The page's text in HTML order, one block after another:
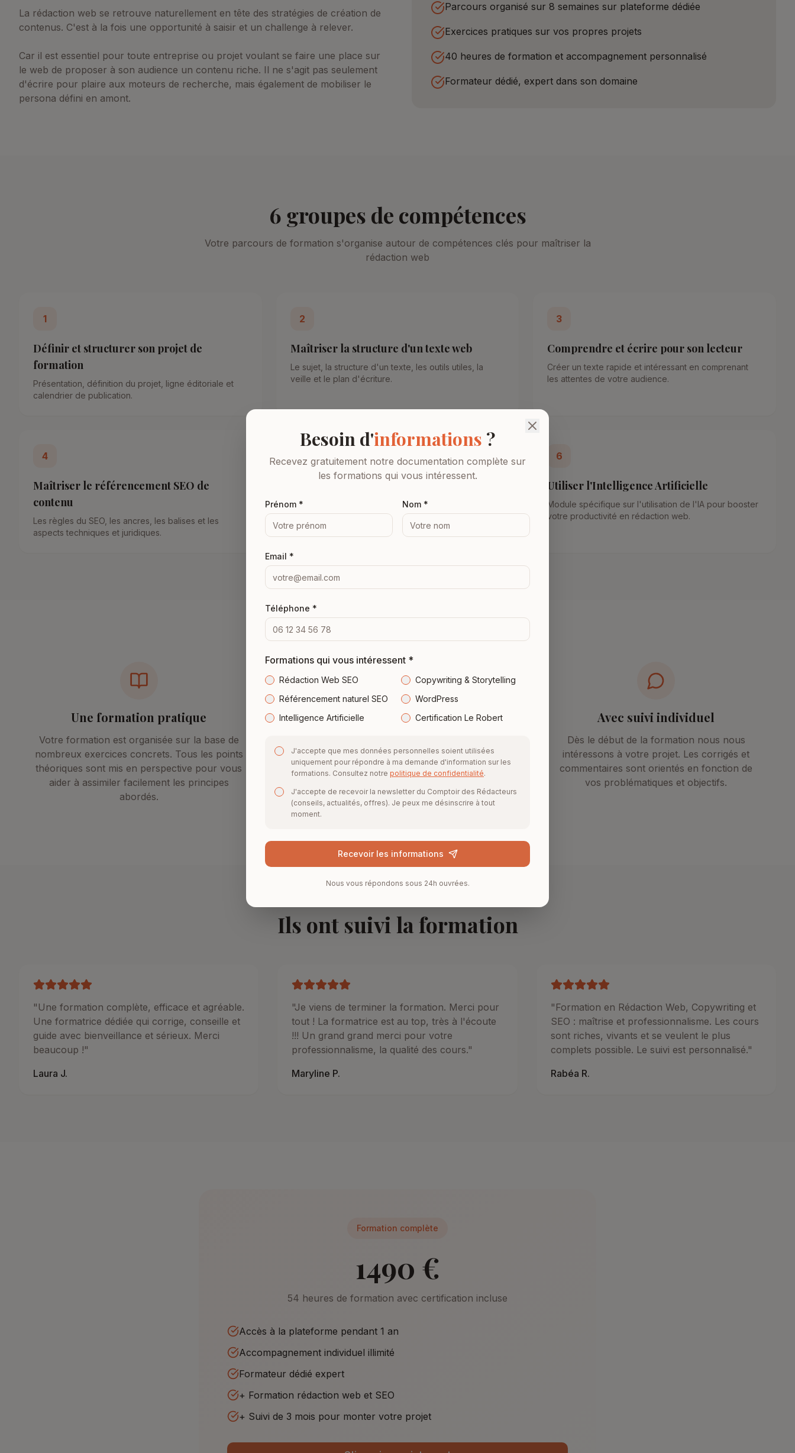
Besoin d'informations ?
Recevez gratuitement notre documentation complète sur
les formations qui vous intéressent.
Prénom * Nom *
Email *
Téléphone *
Formations qui vous intéressent *
Rédaction Web SEO
Copywriting & Storytelling
Référencement naturel SEO
WordPress
Intelligence Artificielle
Certification Le Robert
J'accepte que mes données personnelles soient utilisées
uniquement pour répondre à ma demande d'information sur les
formations. Consultez notre politique de confidentialité.
J'accepte de recevoir la newsletter du Comptoir des Rédacteurs
(conseils, actualités, offres). Je peux me désinscrire à tout
moment.
Recevoir les informations
Nous vous répondons sous 24h ouvrées.
La rédaction web se retrouve naturellement en tête des stratégies de création de
contenus. C'est à la fois une opportunité à saisir et un challenge à relever.
Car il est essentiel pour toute entreprise ou projet voulant se faire une place sur
le web de proposer à son audience un contenu riche. Il ne s'agit pas seulement
d'écrire pour plaire aux moteurs de recherche, mais également de mobiliser le
persona défini en amont.
Parcours organisé sur 8 semaines sur plateforme dédiée
Exercices pratiques sur vos propres projets
40 heures de formation et accompagnement personnalisé
Formateur dédié, expert dans son domaine
6 groupes de compétences
Votre parcours de formation s'organise autour de compétences clés pour maîtriser la
rédaction web
1
Définir et structurer son projet de
formation
Présentation, définition du projet, ligne éditoriale et
calendrier de publication.
2
Maîtriser la structure d'un texte web
Le sujet, la structure d'un texte, les outils utiles, la
veille et le plan d'écriture.
3
Comprendre et écrire pour son lecteur
Créer un texte rapide et intéressant en comprenant
les attentes de votre audience.
4
Maîtriser le référencement SEO de
contenu
Les règles du SEO, les ancres, les balises et les
aspects techniques et juridiques.
Rédiger des contenus spécialisés
Descriptifs produits, blogging, newsletters avec leurs
structures et objectifs spécifiques.
6
Utiliser l'Intelligence Artificielle
Module spécifique sur l'utilisation de l'IA pour booster
votre productivité en rédaction web.
Une formation pratique
Votre formation est organisée sur la base de
nombreux exercices concrets. Tous les points
théoriques sont mis en perspective pour vous
aider à assimiler facilement les principes
abordés.
À distance
depuis 2011 et nous avons développé une
pédagogie parfaitement adaptée à ce type
Avec suivi individuel
Dès le début de la formation nous nous
intéressons à votre projet. Les corrigés et
commentaires sont orientés en fonction de
vos problématiques et objectifs.
Ils ont suivi la formation
" Une formation complète, efficace et agréable.
Une formatrice dédiée qui corrige, conseille et
guide avec bienveillance et sérieux. Merci
beaucoup !"
Laura J.
"Je viens de terminer la formation. Merci pour
tout ! La formatrice est au top, très à l'écoute
!!! Un grand grand merci pour votre
professionnalisme, la qualité des cours."
Maryline P.
" Formation en Rédaction Web, Copywriting et
SEO : maîtrise et professionnalisme. Les cours
sont riches, vivants et se veulent le plus
complets possible. Le suivi est personnalisé."
Rabéa R.
Formation complète
1490 €
54 heures de formation avec certification incluse
Accès à la plateforme pendant 1 an
Accompagnement individuel illimité
Formateur dédié expert
+ Formation rédaction web et SEO
+ Suivi de 3 mois pour monter votre projet